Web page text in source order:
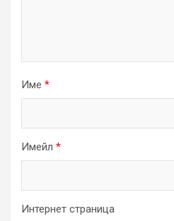
Име *
Имейл *
Интернет страница